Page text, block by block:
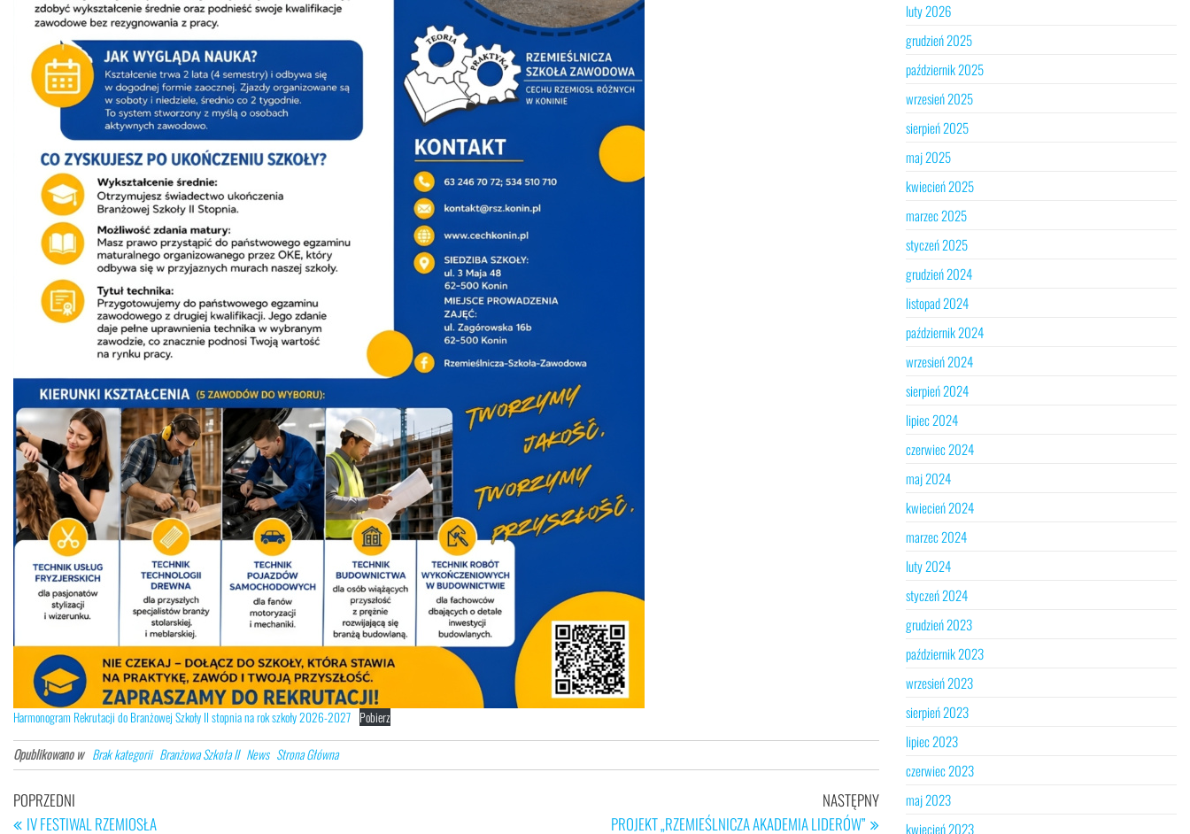
Harmonogram Rekrutacji do Branżowej Szkoły II stopnia na rok szkoły 2026-2027 Pobierz
Opublikowano w Brak kategorii Branżowa Szkoła II News Strona Główna
Nawigacja
Poprzedni
wpis
POPRZEDNI
IV FESTIWAL RZEMIOSŁA
Następny
wpis
NASTĘPNY
PROJEKT „RZEMIEŚLNICZA AKADEMIA LIDERÓW”
luty 2026
grudzień 2025
październik 2025
wrzesień 2025
sierpień 2025
maj 2025
kwiecień 2025
marzec 2025
styczeń 2025
grudzień 2024
listopad 2024
październik 2024
wrzesień 2024
sierpień 2024
lipiec 2024
czerwiec 2024
maj 2024
kwiecień 2024
marzec 2024
luty 2024
styczeń 2024
grudzień 2023
październik 2023
wrzesień 2023
sierpień 2023
lipiec 2023
czerwiec 2023
maj 2023
kwiecień 2023